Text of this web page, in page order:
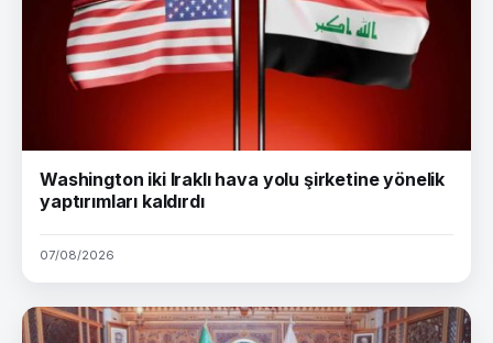
Washington iki Iraklı hava yolu şirketine yönelik
yaptırımları kaldırdı
07/08/2026